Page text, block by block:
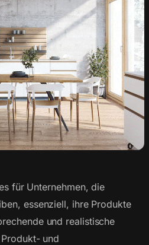
für Unternehmen, die
essenziell, ihre Produkte
und realistische
und